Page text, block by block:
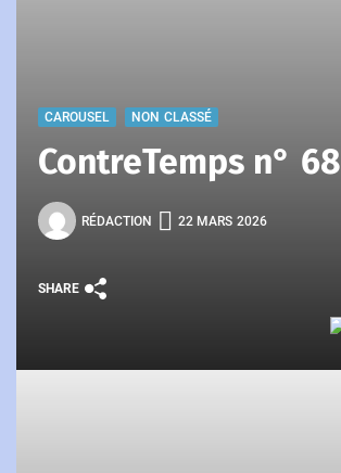
CAROUSEL NON CLASSÉ
ContreTemps n° 68
RÉDACTION 22 MARS 2026
SHARE